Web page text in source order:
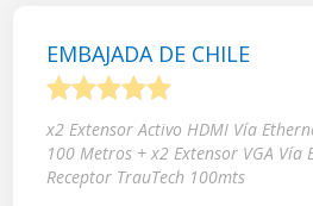
EMBAJADA DE CHILE
x2 Extensor Activo HDMI Vía
100 Metros + x2 Extensor VGA Vía
Receptor TrauTech 100mts